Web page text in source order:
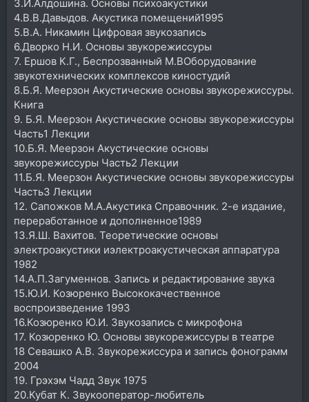
3.И.Алдошина. Основы психоакустики
4.В.В.Давыдов. Акустика помещений1995
5.В.А. Никамин Цифровая звукозапись
6.Дворко Н.И. Основы звукорежиссуры
7. Ершов К.Г., Беспрозванный М.ВОборудование
звукотехнических комплексов киностудий
8.Б.Я. Меерзон Акустические основы звукорежиссуры.
Книга
9. Б.Я. Меерзон Акустические основы звукорежиссуры
Часть1 Лекции
10.Б.Я. Меерзон Акустические основы
звукорежиссуры Часть2 Лекции
11.Б.Я. Меерзон Акустические основы звукорежиссуры
Часть3 Лекции
12. Сапожков М.А.Акустика Справочник. 2-е издание,
переработанное и дополненное1989
13.Я.Ш. Вахитов. Теоретические основы
электроакустики иэлектроакустическая аппаратура
1982
14.А.П.Загуменнов. Запись и редактирование звука
15.Ю.И. Козюренко Высококачественное
воспроизведение 1993
16.Козюренко Ю.И. Звукозапись с микрофона
17. Козюренко Ю. Основы звукорежиссуры в театре
18 Севашко А.В. Звукорежиссура и запись фонограмм
2004
19. Грэхэм Чадд Звук 1975
20.Кубат К. Звукооператор-любитель